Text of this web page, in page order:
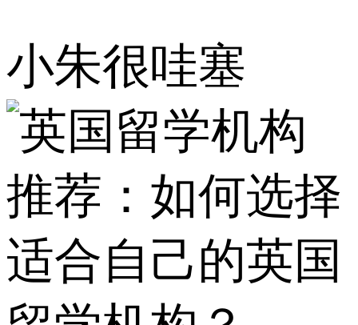
小朱很哇塞